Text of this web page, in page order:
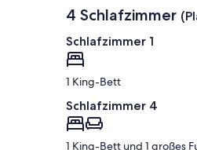
4 Schlafzimmer
Schlafzimmer 1
1 King-Bett
Schlafzimmer 4
1 King-Bett und 1 großes